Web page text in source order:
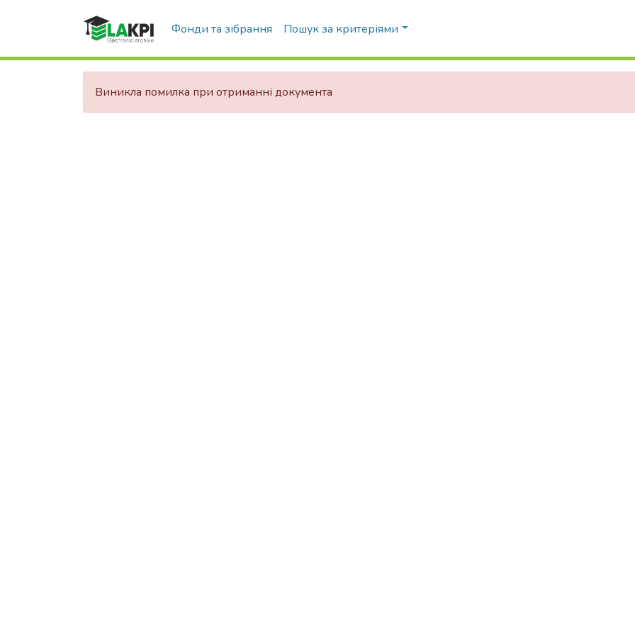
Фонди та зібрання Пошук за критеріями
Виникла помилка при отриманні документа